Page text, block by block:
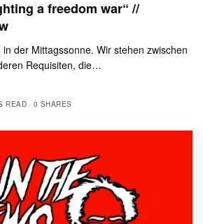
a freedom war“ //
der Mittagssonne. Wir stehen zwischen
Requisiten, die…
READ 0 SHARES